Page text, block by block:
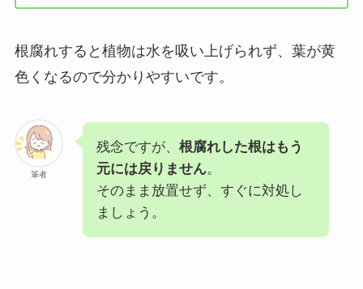
根腐れすると植物は水を吸い上げられず、葉が黄
色くなるので分かりやすいです。
筆者
残念ですが、 根腐れした根はもう
元には戻りません。
そのまま放置せず、すぐに対処し
ましょう。